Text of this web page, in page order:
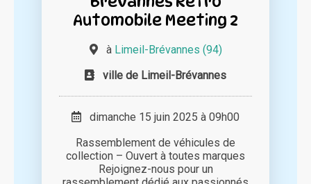
Automobile Meeting 2
à Limeil-Brévannes (94)
ville de Limeil-Brévannes
dimanche 15 juin 2025 à 09h00
Rassemblement de véhicules de
collection – Ouvert à toutes marques
Rejoignez-nous pour un